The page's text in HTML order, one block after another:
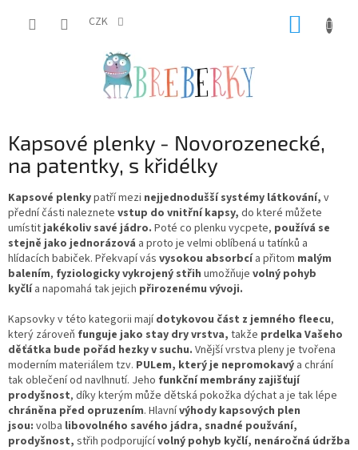
CZK
Kapsové plenky - Novorozenecké,
na patentky, s křidélky
Kapsové plenkypatří mezi nejjednodušší systémy látkování, v
přední části naleznete vstup do vnitřní kapsy, do které můžete
umístit jakékoliv savé jádro. Poté co plenku vycpete, používá se
stejně jako jednorázová a proto je velmi oblíbená u tatínků a
hlídacích babiček. Překvapí vás vysokou absorbcía přitom malým
balením, fyziologicky vykrojený střih umožňuje volný pohyb
kyčlía napomahá tak jejich přirozenému vývoji.
Kapsovky v této kategorii majídotykovou část z jemného fleecu,
který zároveň funguje jako stay dry vrstva, takže prdelka Vašeho
děťátka bude pořád hezky v suchu. Vnější vrstva pleny je tvořena
moderním materiálem tzv. PULem, který je nepromokavý a chrání
tak oblečení od navlhnutí. Jeho funkční membrány zajišťují
prodyšnost, díky kterým může dětská pokožka dýchat a je tak lépe
chráněna před opruzením. Hlavnívýhody kapsových plen
jsou: volba libovolného savého jádra, snadné použvání,
prodyšnost, střih podporujícívolný pohyb kyčlí, nenáročná údržba